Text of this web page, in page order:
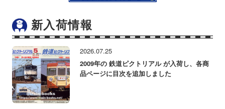
新入荷情報
2026.07.25
2009年の 鉄道ピクトリアル が入荷し、各商
品ページに目次を追加しました